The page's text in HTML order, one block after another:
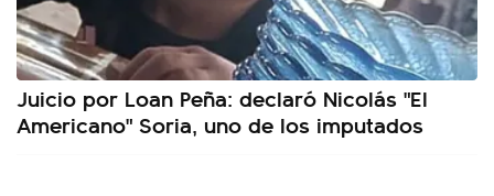
Juicio por Loan Peña: declaró Nicolás "El
Americano" Soria, uno de los imputados